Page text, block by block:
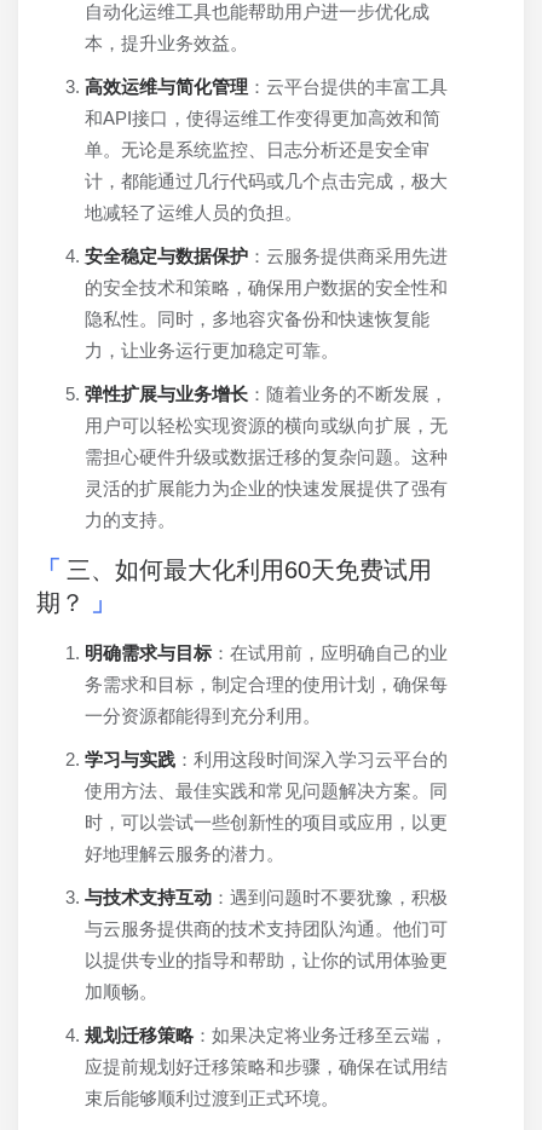
自动化运维工具也能帮助用户进一步优化成
本，提升业务效益。
高效运维与简化管理 ：云平台提供的丰富工具
和API接口，使得运维工作变得更加高效和简
单。无论是系统监控、日志分析还是安全审
计，都能通过几行代码或几个点击完成，极大
地减轻了运维人员的负担。
安全稳定与数据保护 ：云服务提供商采用先进
的安全技术和策略，确保用户数据的安全性和
隐私性。同时，多地容灾备份和快速恢复能
力，让业务运行更加稳定可靠。
弹性扩展与业务增长 ：随着业务的不断发展，
用户可以轻松实现资源的横向或纵向扩展，无
需担心硬件升级或数据迁移的复杂问题。这种
灵活的扩展能力为企业的快速发展提供了强有
力的支持。
三、如何最大化利用60天免费试用
期？
明确需求与目标 ：在试用前，应明确自己的业
务需求和目标，制定合理的使用计划，确保每
一分资源都能得到充分利用。
学习与实践 ：利用这段时间深入学习云平台的
使用方法、最佳实践和常见问题解决方案。同
时，可以尝试一些创新性的项目或应用，以更
好地理解云服务的潜力。
与技术支持互动 ：遇到问题时不要犹豫，积极
与云服务提供商的技术支持团队沟通。他们可
以提供专业的指导和帮助，让你的试用体验更
加顺畅。
规划迁移策略 ：如果决定将业务迁移至云端，
应提前规划好迁移策略和步骤，确保在试用结
束后能够顺利过渡到正式环境。